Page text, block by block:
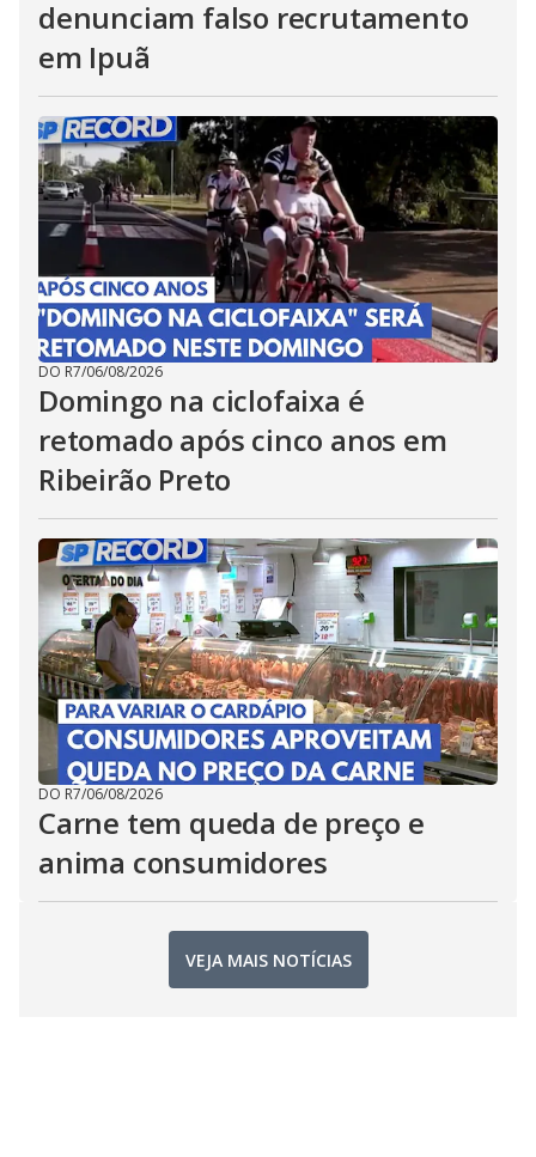
denunciam falso recrutamento
em Ipuã
DO R7/06/08/2026
Domingo na ciclofaixa é
retomado após cinco anos em
Ribeirão Preto
DO R7/06/08/2026
Carne tem queda de preço e
anima consumidores
VEJA MAIS NOTÍCIAS